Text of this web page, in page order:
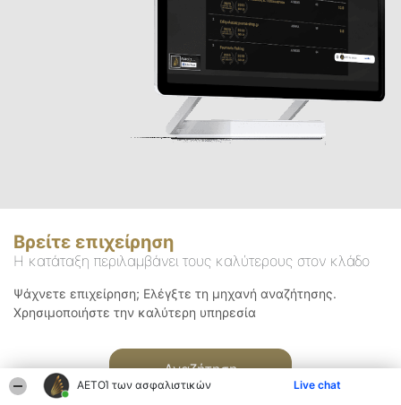
ΑΕΤΟΊ των ασφαλιστικών Live chat
Βρείτε επιχείρηση
Η κατάταξη περιλαμβάνει τους καλύτερους στον κλάδο
Ψάχνετε επιχείρηση; Ελέγξτε τη μηχανή αναζήτησης.
Χρησιμοποιήστε την καλύτερη υπηρεσία
Αναζήτηση